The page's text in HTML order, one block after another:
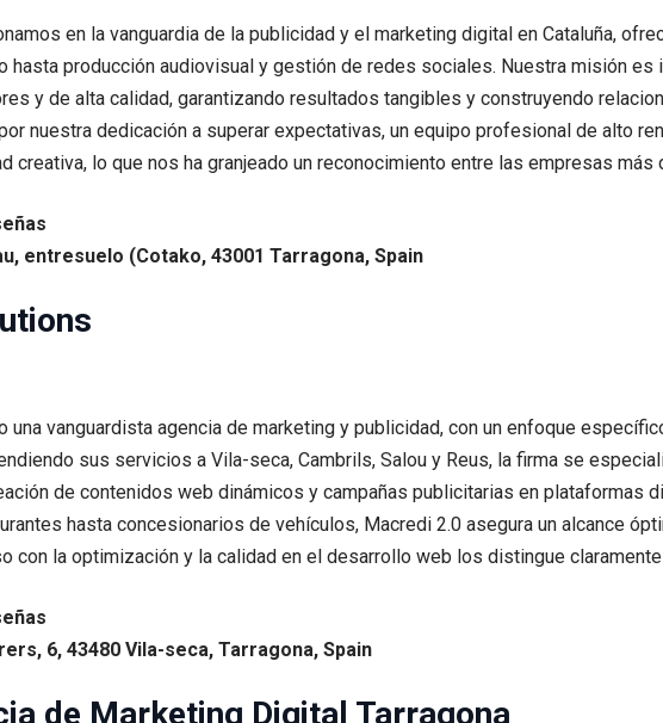
en la vanguardia de la publicidad y el marketing digital en Cataluña,
hasta producción audiovisual y gestión de redes sociales. Nuestra misión
y de alta calidad, garantizando resultados tangibles y construyendo
nuestra dedicación a superar expectativas, un equipo profesional de alto
creativa, lo que nos ha granjeado un reconocimiento entre las empresas
entresuelo (Cotako, 43001 Tarragona, Spain
una vanguardista agencia de marketing y publicidad, con un enfoque
sus servicios a Vila-seca, Cambrils, Salou y Reus, la firma se
de contenidos web dinámicos y campañas publicitarias en plataformas
hasta concesionarios de vehículos, Macredi 2.0 asegura un alcance
con la optimización y la calidad en el desarrollo web los distingue
6, 43480 Vila-seca, Tarragona, Spain
de Marketing Digital Tarragona